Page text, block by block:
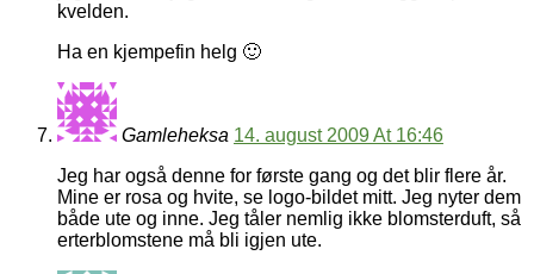
kvelden.
Ha en kjempefin helg 🙂
Gamleheksa 14. august 2009 At 16:46
Jeg har også denne for første gang og det blir flere år.
Mine er rosa og hvite, se logo-bildet mitt. Jeg nyter dem
både ute og inne. Jeg tåler nemlig ikke blomsterduft, så
erterblomstene må bli igjen ute.